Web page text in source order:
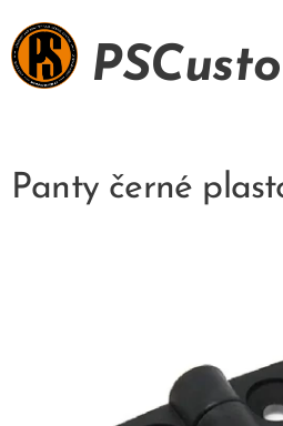
Panty černé